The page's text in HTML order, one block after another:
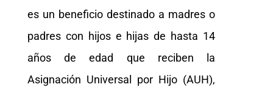
es un beneficio destinado a madres o
padres con hijos e hijas de hasta 14
años de edad que reciben la
Asignación Universal por Hijo (AUH),